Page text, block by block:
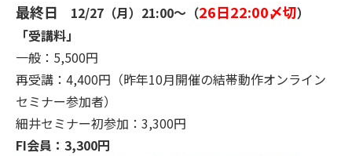
最終日 12/27（月）21:00～（26日22:00〆切）
「受講料」
一般：5,500円
再受講：4,400円（昨年10月開催の結帯動作オンライン
セミナー参加者）
細井セミナー初参加：3,300円
FI会員：3,300円